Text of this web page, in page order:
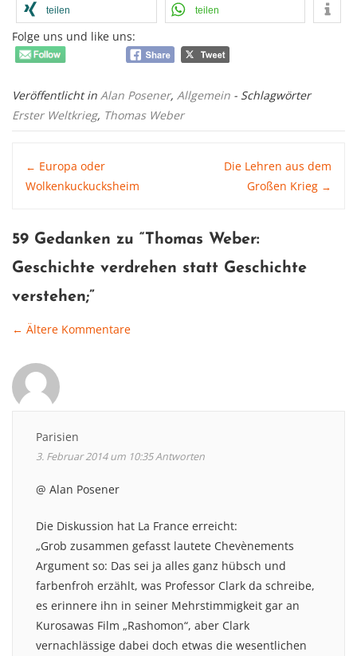
teilen teilen
Folge uns und like uns:
Veröffentlicht in Alan Posener, Allgemein - Schlagwörter
Erster Weltkrieg, Thomas Weber
Post
← Europa oder
Wolkenkuckucksheim
Die Lehren aus dem
Großen Krieg →
59 Gedanken zu “Thomas Weber:
Geschichte verdrehen statt Geschichte
verstehen;”
Comment
navigation
← Ältere Kommentare
Parisien
3. Februar 2014 um 10:35Antworten
@ Alan Posener
Die Diskussion hat La France erreicht:
„Grob zusammen gefasst lautete Chevènements
Argument so: Das sei ja alles ganz hübsch und
farbenfroh erzählt, was Professor Clark da schreibe,
es erinnere ihn in seiner Mehrstimmigkeit gar an
Kurosawas Film „Rashomon“, aber Clark
vernachlässige dabei doch etwas die wesentlichen